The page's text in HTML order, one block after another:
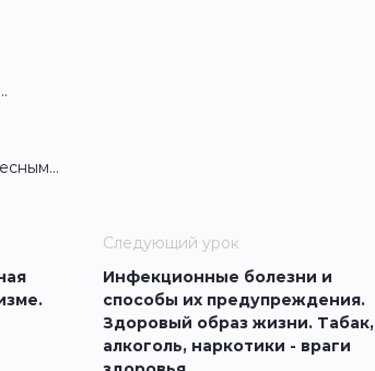
Следующий урок
Инфекционные болезни и
способы их предупреждения.
Здоровый образ жизни. Табак,
алкоголь, наркотики - враги